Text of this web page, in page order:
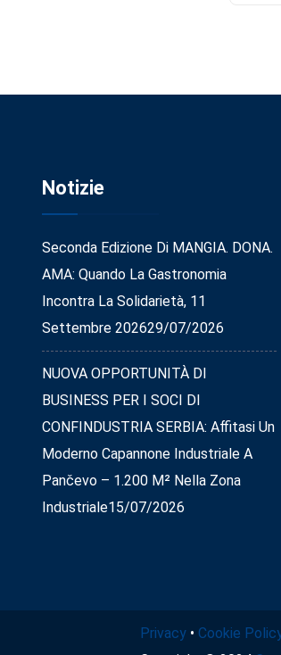
Notizie
Seconda Edizione Di MANGIA. DONA.
AMA: Quando La Gastronomia
Incontra La Solidarietà, 11
Settembre 202629/07/2026
NUOVA OPPORTUNITÀ DI
BUSINESS PER I SOCI DI
CONFINDUSTRIA SERBIA: Affitasi Un
Moderno Capannone Industriale A
Pančevo – 1.200 M² Nella Zona
Industriale15/07/2026
Privacy • Cookie